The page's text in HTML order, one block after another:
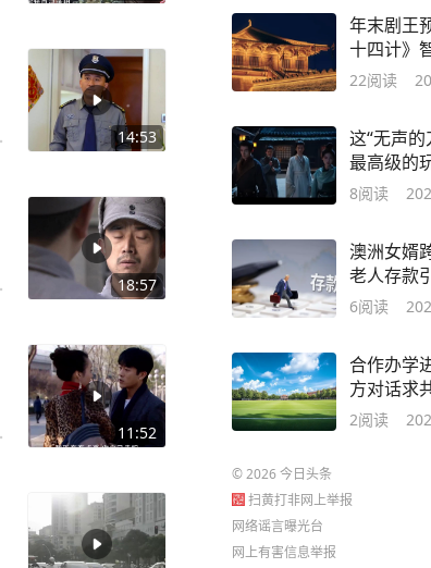
14:53
18:57
11:52
年末剧王
十四计》
22阅读
这“无声
最高级的
8阅读
澳洲女婿
老人存款
6阅读
合作办学
方对话求
2阅读
©2026今日头条
扫黄打非网上举报
网络谣言曝光台
网上有害信息举报